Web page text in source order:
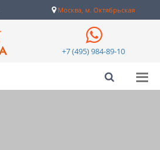
Москва, м. Октябрьская
+7 (495) 984-89-10